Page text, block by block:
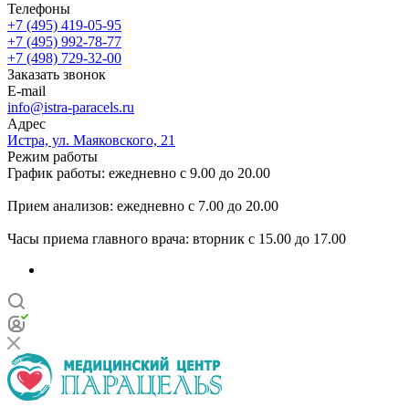
Телефоны
+7 (495) 419-05-95
+7 (495) 992-78-77
+7 (498) 729-32-00
Заказать звонок
E-mail
info@istra-paracels.ru
Адрес
Истра, ул. Маяковского, 21
Режим работы
График работы: ежедневно с 9.00 до 20.00
Прием анализов: ежедневно с 7.00 до 20.00
Часы приема главного врача: вторник с 15.00 до 17.00